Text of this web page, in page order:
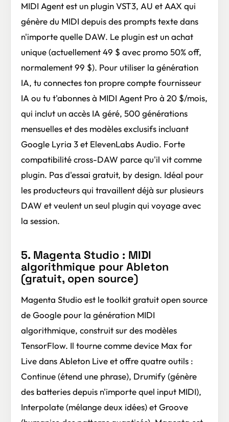
MIDI Agent est un plugin VST3, AU et AAX qui
génère du MIDI depuis des prompts texte dans
n'importe quelle DAW. Le plugin est un achat
unique (actuellement 49 $ avec promo 50% off,
normalement 99 $). Pour utiliser la génération
IA, tu connectes ton propre compte fournisseur
IA ou tu t'abonnes à MIDI Agent Pro à 20 $/mois,
qui inclut un accès IA géré, 500 générations
mensuelles et des modèles exclusifs incluant
Google Lyria 3 et ElevenLabs Audio. Forte
compatibilité cross-DAW parce qu'il vit comme
plugin. Pas d'essai gratuit, by design. Idéal pour
les producteurs qui travaillent déjà sur plusieurs
DAW et veulent un seul plugin qui voyage avec
la session.
5. Magenta Studio : MIDI
algorithmique pour Ableton
(gratuit, open source)
Magenta Studio est le toolkit gratuit open source
de Google pour la génération MIDI
algorithmique, construit sur des modèles
TensorFlow. Il tourne comme device Max for
Live dans Ableton Live et offre quatre outils :
Continue (étend une phrase), Drumify (génère
des batteries depuis n'importe quel input MIDI),
Interpolate (mélange deux idées) et Groove